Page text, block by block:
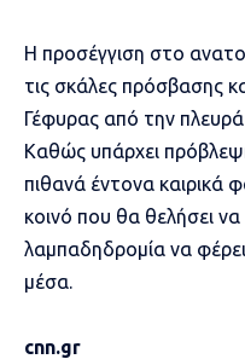
Η προσέγγιση στο
τις σκάλες πρόσβασης
Γέφυρας από την πλευρά
Καθώς υπάρχει
πιθανά έντονα καιρικά
κοινό που θα θελήσει
λαμπαδηδρομία να
μέσα.
cnn.gr